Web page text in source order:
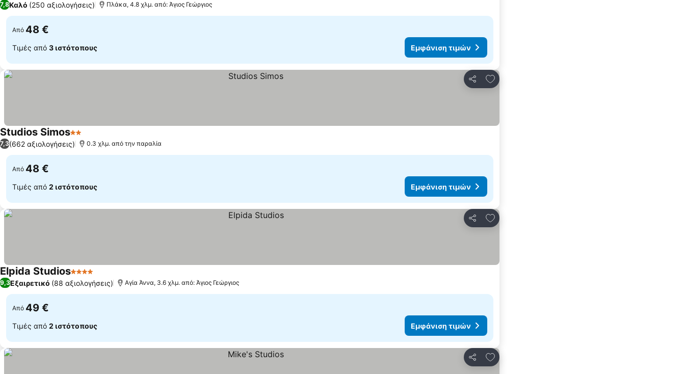
7,8Καλό (250 αξιολογήσεις) Πλάκα, 4.8 χλμ. από: Άγιος Γεώργιος
Από 48 €
Τιμές από 3 ιστότοπους Εμφάνιση τιμών
Κοινοποίηση
Προσθήκη στα αγαπημένα
Studios Simos2 Αστέρια
7,3(662 αξιολογήσεις) 0.3 χλμ. από την παραλία
Από 48 €
Τιμές από 2 ιστότοπους Εμφάνιση τιμών
Κοινοποίηση
Προσθήκη στα αγαπημένα
Elpida Studios4 Αστέρια
9,3Εξαιρετικό (88 αξιολογήσεις) Αγία Άννα, 3.6 χλμ. από: Άγιος Γεώργιος
Από 49 €
Τιμές από 2 ιστότοπους Εμφάνιση τιμών
Κοινοποίηση
Προσθήκη στα αγαπημένα